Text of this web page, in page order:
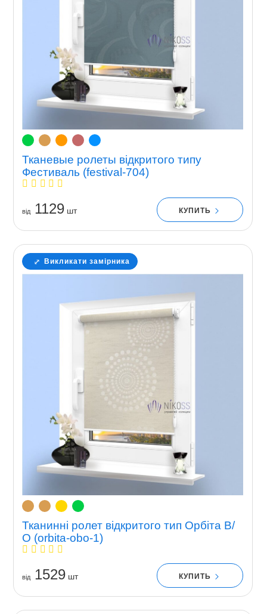
Тканевые ролеты відкритого типу
Фестиваль (festival-704)
вiд1129шт КУПИТЬ
Викликати замірника
Тканинні ролет відкритого тип Орбіта В/
О (orbita-obo-1)
вiд1529шт КУПИТЬ